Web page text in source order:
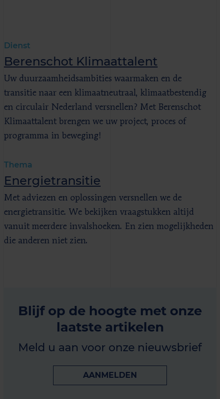
Dienst
Berenschot Klimaattalent
Uw duurzaamheidsambities waarmaken en de
transitie naar een klimaatneutraal, klimaatbestendig
en circulair Nederland versnellen? Met Berenschot
Klimaattalent brengen we uw project, proces of
programma in beweging!
Thema
Energietransitie
Met adviezen en oplossingen versnellen we de
energietransitie. We bekijken vraagstukken altijd
vanuit meerdere invalshoeken. En zien mogelijkheden
die anderen niet zien.
Blijf op de hoogte met onze
laatste artikelen
Meld u aan voor onze nieuwsbrief
AANMELDEN